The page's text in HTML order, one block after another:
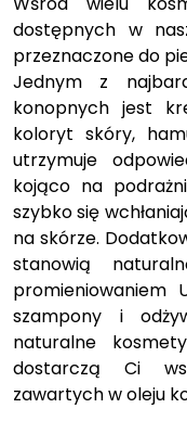
dostępnych w
przeznaczone do
Jednym z
konopnych jest
koloryt skóry,
utrzymuje
kojąco na
szybko się
na skórze.
stanowią
promieniowaniem
szampony i
naturalne
dostarczą Ci
zawartych w oleju